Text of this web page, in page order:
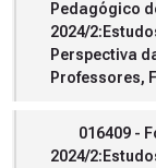
Pedagógico
2024/
Perspectiva
Professores,
016409 -
2024/